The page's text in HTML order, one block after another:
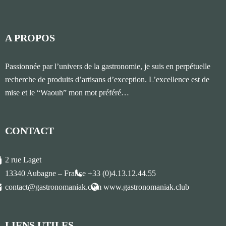
A PROPOS
Passionnée par l’univers de la gastronomie, je suis en perpétuelle
recherche de produits d’artisans d’exception. L’excellence est de
mise et le “Waouh” mon mot préféré…
CONTACT
2 rue Laget
13340 Aubagne – France +33 (0)4.13.12.44.55
contact@gastronomaniak.com www.gastronomaniak.club